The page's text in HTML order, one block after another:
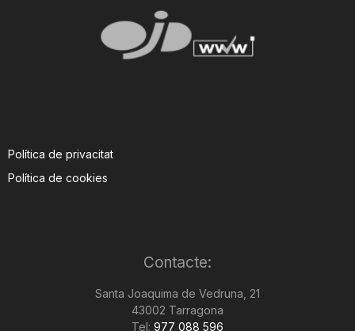
Política de privacitat
Política de cookies
Contacte:
Santa Joaquima de Vedruna, 21
43002 Tarragona
Tel: 977 088 596